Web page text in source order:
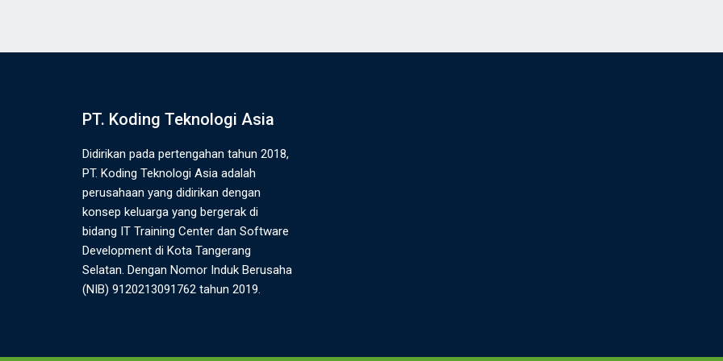
PT. Koding Teknologi Asia
Didirikan pada pertengahan tahun 2018,
PT. Koding Teknologi Asia adalah
perusahaan yang didirikan dengan
konsep keluarga yang bergerak di
bidang IT Training Center dan Software
Development di Kota Tangerang
Selatan. Dengan Nomor Induk Berusaha
(NIB) 9120213091762 tahun 2019.